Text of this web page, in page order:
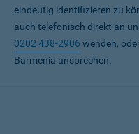
eindeutig identifizieren zu
auch telefonisch direkt an
0202 438-2906 wenden,
Barmenia ansprechen.